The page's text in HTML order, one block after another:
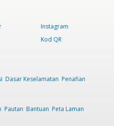
Instagram
Kod QR
Dasar Keselamatan Penafian
Pautan Bantuan Peta Laman